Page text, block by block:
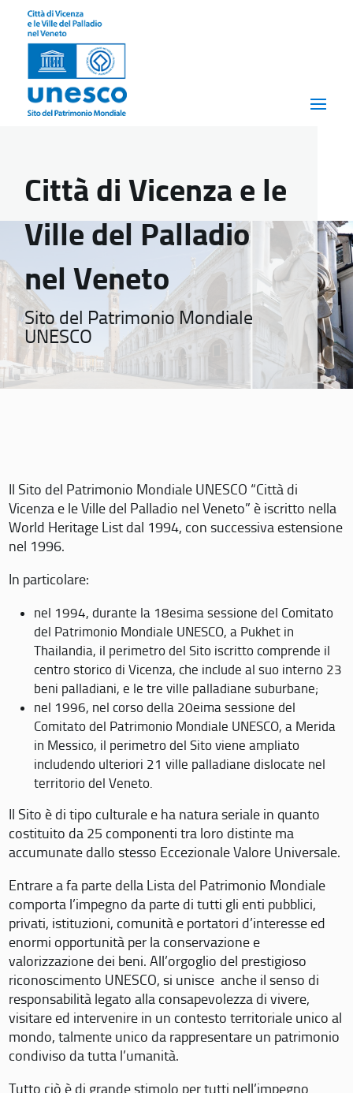
Città di Vicenza e le
Ville del Palladio
nel Veneto
Sito del Patrimonio Mondiale
UNESCO
Il Sito del Patrimonio Mondiale UNESCO “Città di
Vicenza e le Ville del Palladio nel Veneto” è iscritto nella
World Heritage List dal 1994, con successiva estensione
nel 1996.
In particolare:
nel 1994, durante la 18esima sessione del Comitato
del Patrimonio Mondiale UNESCO, a Pukhet in
Thailandia, il perimetro del Sito iscritto comprende il
centro storico di Vicenza, che include al suo interno 23
beni palladiani, e le tre ville palladiane suburbane;
nel 1996, nel corso della 20eima sessione del
Comitato del Patrimonio Mondiale UNESCO, a Merida
in Messico, il perimetro del Sito viene ampliato
includendo ulteriori 21 ville palladiane dislocate nel
territorio del Veneto.
Il Sito è di tipo culturale e ha natura seriale in quanto
costituito da 25 componenti tra loro distinte ma
accumunate dallo stesso Eccezionale Valore Universale.
Entrare a fa parte della Lista del Patrimonio Mondiale
comporta l’impegno da parte di tutti gli enti pubblici,
privati, istituzioni, comunità e portatori d’interesse ed
enormi opportunità per la conservazione e
valorizzazione dei beni. All’orgoglio del prestigioso
riconoscimento UNESCO, si unisce anche il senso di
responsabilità legato alla consapevolezza di vivere,
visitare ed intervenire in un contesto territoriale unico al
mondo, talmente unico da rappresentare un patrimonio
condiviso da tutta l’umanità.
Tutto ciò è di grande stimolo per tutti nell’impegno